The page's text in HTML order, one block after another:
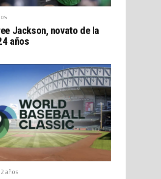
Jackson, novato de la
años
años